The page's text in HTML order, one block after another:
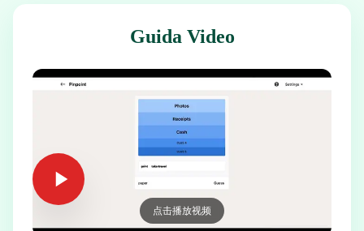
Guida Video
点击播放视频